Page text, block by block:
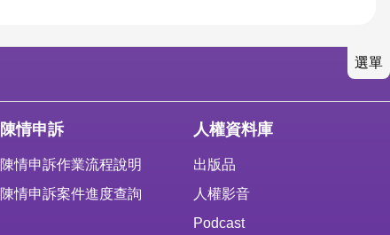
選單
陳情申訴
陳情申訴作業流程說明
陳情申訴案件進度查詢
人權資料庫
出版品
人權影音
Podcast